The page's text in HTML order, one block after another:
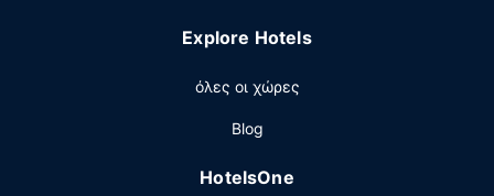
ξενοδοχείο περιλαμβάνουν δωρεάν ασύρματο ίντερνετ,
Αν θέλετε να απολαύσετε αμερικανική κουζίνα,
American Bistro (εστιατόριο) που σερβίρει μεσημεριανό
Explore Hotels
όλες οι χώρες
Blog
HotelsOne